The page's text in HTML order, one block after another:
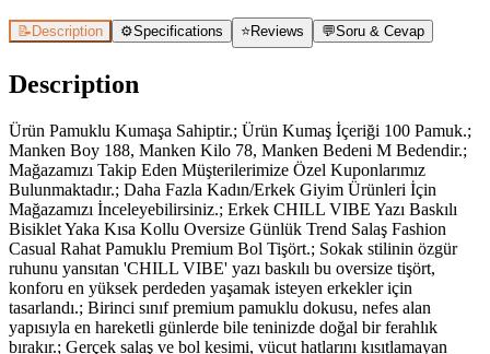
📝 Description ⚙️Specifications ⭐Reviews 💬Soru & Cevap
Description
Ürün Pamuklu Kumaşa Sahiptir.; Ürün Kumaş İçeriği 100 Pamuk.;
Manken Boy 188, Manken Kilo 78, Manken Bedeni M Bedendir.;
Mağazamızı Takip Eden Müşterilerimize Özel Kuponlarımız
Bulunmaktadır.; Daha Fazla Kadın/Erkek Giyim Ürünleri İçin
Mağazamızı İnceleyebilirsiniz.; Erkek CHILL VIBE Yazı Baskılı
Bisiklet Yaka Kısa Kollu Oversize Günlük Trend Salaş Fashion
Casual Rahat Pamuklu Premium Bol Tişört.; Sokak stilinin özgür
ruhunu yansıtan 'CHILL VIBE' yazı baskılı bu oversize tişört,
konforu en yüksek perdeden yaşamak isteyen erkekler için
tasarlandı.; Birinci sınıf premium pamuklu dokusu, nefes alan
yapısıyla en hareketli günlerde bile teninizde doğal bir ferahlık
bırakır.; Gerçek salaş ve bol kesimi, vücut hatlarını kısıtlamayan